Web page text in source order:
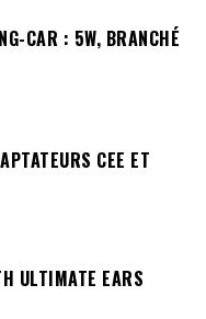
CAR : 5W, BRANCHÉ
CEE ET
ULTIMATE EARS